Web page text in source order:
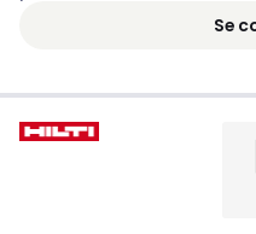
Se